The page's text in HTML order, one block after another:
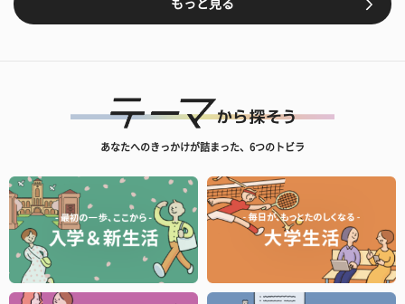
もっと見る
あなたへのきっかけが詰まった、6つのトビラ